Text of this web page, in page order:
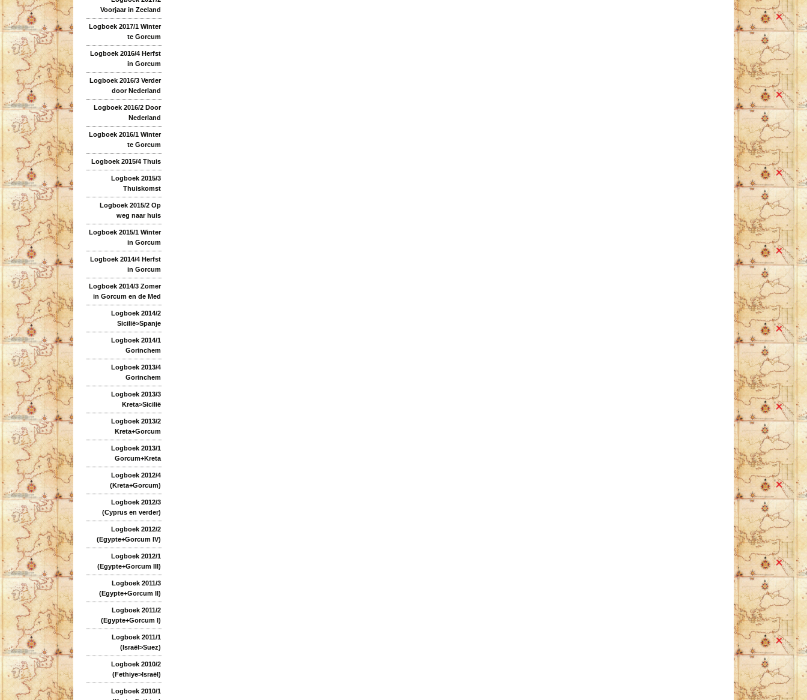
Voorjaar in Zeeland
Logboek 2017/1 Winter
te Gorcum
Logboek 2016/4 Herfst
in Gorcum
Logboek 2016/3 Verder
door Nederland
Logboek 2016/2 Door
Nederland
Logboek 2016/1 Winter
te Gorcum
Logboek 2015/4 Thuis
Logboek 2015/3
Thuiskomst
Logboek 2015/2 Op
weg naar huis
Logboek 2015/1 Winter
in Gorcum
Logboek 2014/4 Herfst
in Gorcum
Logboek 2014/3 Zomer
in Gorcum en de Med
Logboek 2014/2
Sicilië>Spanje
Logboek 2014/1
Gorinchem
Logboek 2013/4
Gorinchem
Logboek 2013/3
Kreta>Sicilië
Logboek 2013/2
Kreta+Gorcum
Logboek 2013/1
Gorcum+Kreta
Logboek 2012/4
(Kreta+Gorcum)
Logboek 2012/3
(Cyprus en verder)
Logboek 2012/2
(Egypte+Gorcum IV)
Logboek 2012/1
(Egypte+Gorcum III)
Logboek 2011/3
(Egypte+Gorcum II)
Logboek 2011/2
(Egypte+Gorcum I)
Logboek 2011/1
(Israël>Suez)
Logboek 2010/2
(Fethiye>Israël)
Logboek 2010/1